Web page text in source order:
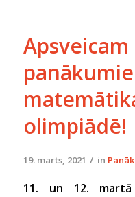
olimpiādē!
19. marts, 2021 / in
11. un 12. martā